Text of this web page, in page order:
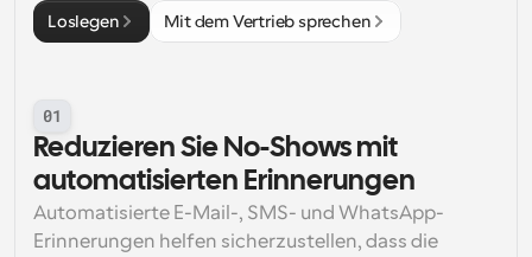
Loslegen Mit dem Vertrieb sprechen
01
Reduzieren Sie No-Shows mit
automatisierten Erinnerungen
Automatisierte E-Mail-, SMS- und WhatsApp-
Erinnerungen helfen sicherzustellen, dass die